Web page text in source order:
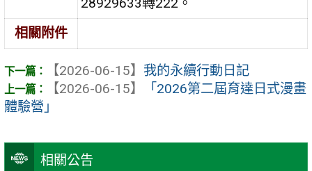
相關公告
相關附件
【2026-06-15】 我的永續行動日記
【2026-06-15】
「2026第二屆育達日式漫畫
體驗營」